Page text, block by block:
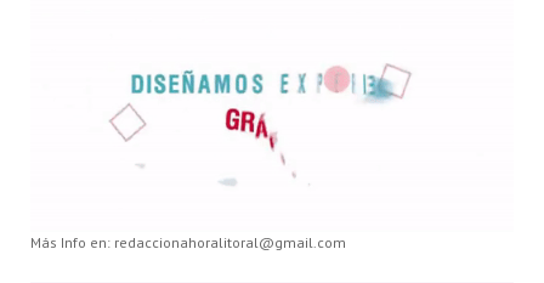
Más Info en: redaccionahoralitoral@gmail.com